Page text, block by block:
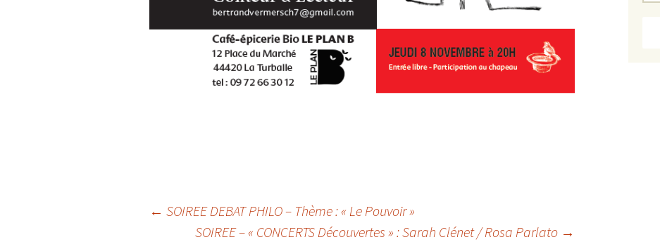
← SOIREE DEBAT PHILO – Thème : « Le Pouvoir »
SOIREE – « CONCERTS Découvertes » : Sarah Clénet / Rosa Parlato →